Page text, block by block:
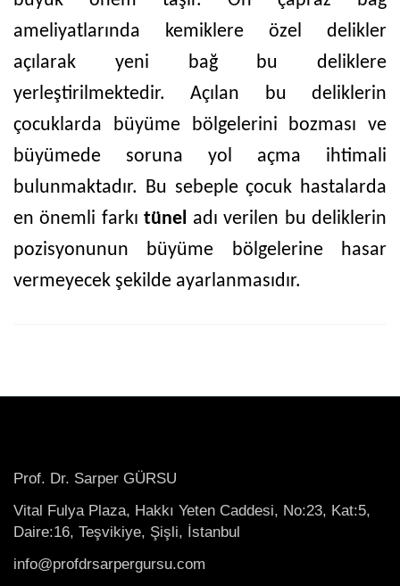
ameliyatlarında kemiklere özel delikler
açılarak yeni bağ bu deliklere
yerleştirilmektedir. Açılan bu deliklerin
çocuklarda büyüme bölgelerini bozması ve
büyümede soruna yol açma ihtimali
bulunmaktadır. Bu sebeple çocuk hastalarda
en önemli farkıtünel adı verilen bu deliklerin
pozisyonunun büyüme bölgelerine hasar
vermeyecek şekilde ayarlanmasıdır.
Prof. Dr. Sarper GÜRSU
Vital Fulya Plaza, Hakkı Yeten Caddesi, No:23, Kat:5,
Daire:16, Teşvikiye, Şişli, İstanbul
info@profdrsarpergursu.com